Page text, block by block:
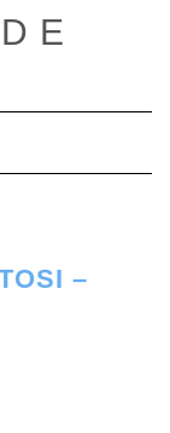
navegación
–